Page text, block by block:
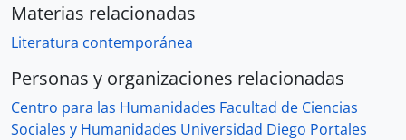
Materias relacionadas
Literatura contemporánea
Personas y organizaciones relacionadas
Centro para las Humanidades Facultad de Ciencias
Sociales y Humanidades Universidad Diego Portales